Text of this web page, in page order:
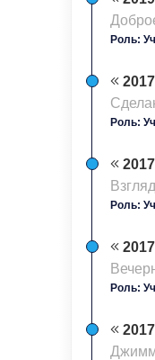
Роль:
2017
Роль:
2017
Взгляд
Роль:
2017
Роль:
2017